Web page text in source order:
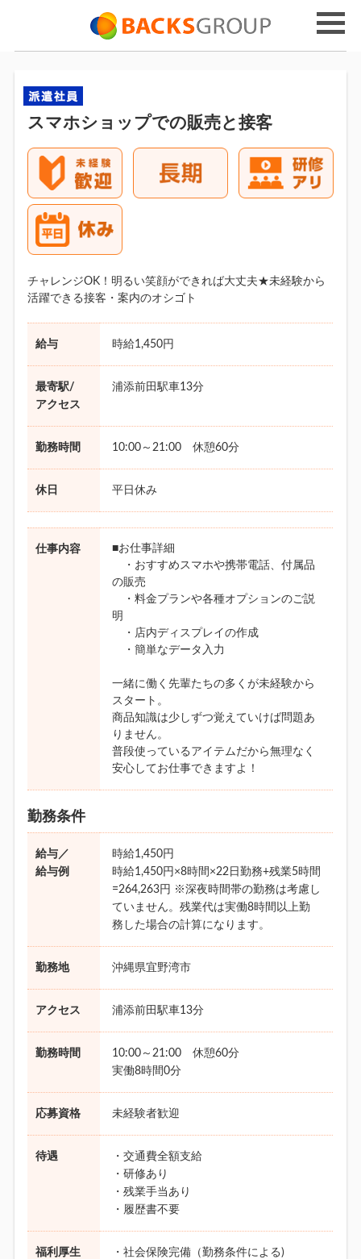
スマホショップでの販売と接客
チャレンジOK！明るい笑顔ができれば大丈夫★未経験から
活躍できる接客・案内のオシゴト
給与 時給1,450円
最寄駅/
アクセス
浦添前田駅車13分
勤務時間 10:00～21:00 休憩60分
休日 平日休み
仕事内容
■お仕事詳細
・おすすめスマホや携帯電話、付属品
の販売
・料金プランや各種オプションのご説
明
・店内ディスプレイの作成
・簡単なデータ入力
一緒に働く先輩たちの多くが未経験から
スタート。
商品知識は少しずつ覚えていけば問題あ
りません。
普段使っているアイテムだから無理なく
安心してお仕事できますよ！
勤務条件
給与／
給与例
時給1,450円
時給1,450円×8時間×22日勤務+残業5時間
=264,263円 ※深夜時間帯の勤務は考慮し
ていません。残業代は実働8時間以上勤
務した場合の計算になります。
勤務地 沖縄県宜野湾市
アクセス 浦添前田駅車13分
勤務時間
10:00～21:00 休憩60分
実働8時間0分
応募資格 未経験者歓迎
待遇
・交通費全額支給
・研修あり
・残業手当あり
・履歴書不要
福利厚生
・社会保険完備（勤務条件による)